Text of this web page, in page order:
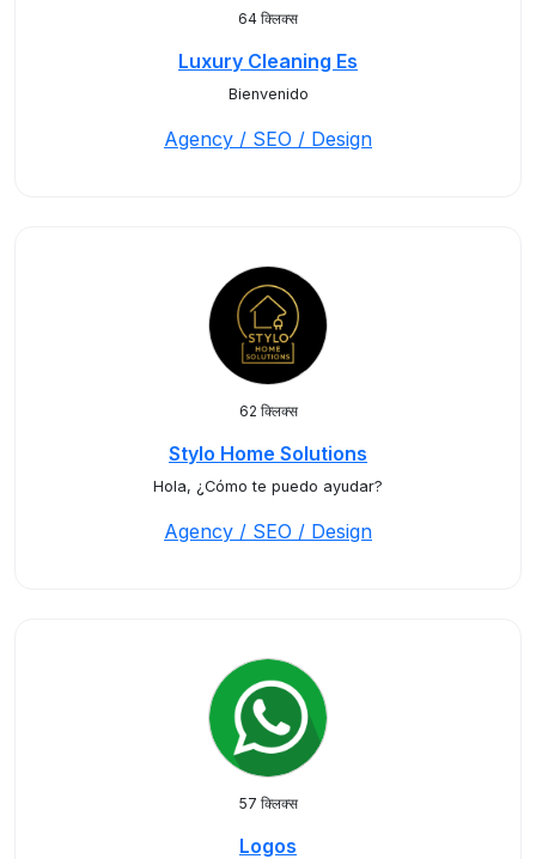
64 क्लिक्स
Luxury Cleaning Es
Bienvenido
Agency / SEO / Design
62 क्लिक्स
Stylo Home Solutions
Hola, ¿Cómo te puedo ayudar?
Agency / SEO / Design
57 क्लिक्स
Logos